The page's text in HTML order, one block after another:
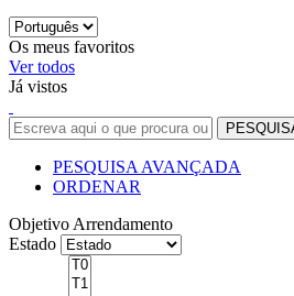
Os meus favoritos
Ver todos
Já vistos
PESQUISA AVANÇADA
ORDENAR
Objetivo Arrendamento
Estado